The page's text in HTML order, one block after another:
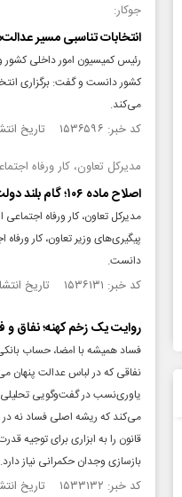
جوکار:
انتخابات تناسبی مسیر
رئیس کمیسیون امور داخلی کشور
کشور دانست و گفت: برگزاری
می‌کند.
کد خبر: ۱۵۳۶۵۹۶ تاریخ انتشار : ۱۴۰۴/۱۰/۰۸
مدیرکل تعاون، کار ورفاه
اصلاح ماده ۱۰۶؛ گام بلند دولت برای تحقق عدالت در حقوق بازنشستگان
پیگیری‌های وزیر تعاون، کار
دانست.
کد خبر: ۱۵۳۶۱۳۱ تاریخ انتشار : ۱۴۰۴/۱۰/۰۶
روایت یک زخم کهنه؛ نفاق
فساد همیشه با امضا، حساب
نفاقی که در لباس عدالت پنهان
یاوری‌نسب در گفت‌وگویی تحلیلی
می‌کند که ریشه اصلی فساد نه در
قانون را به ابزاری برای توجیه
بازسازی وجدان حکمرانی نیاز دارد.
کد خبر: ۱۵۳۳۱۳۲ تاریخ انتشار : ۱۴۰۴/۰۹/۲۲